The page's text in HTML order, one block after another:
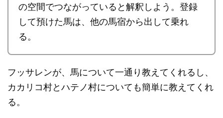
の空間でつながっていると解釈しよう。登録
して預けた馬は、他の馬宿から出して乗れ
る。
フッサレンが、馬について一通り教えてくれるし、
カカリコ村とハテノ村についても簡単に教えてくれ
る。